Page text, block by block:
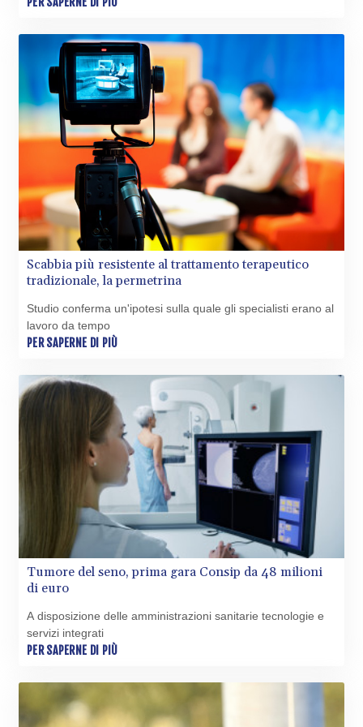
LKR 386.635196
LRD 208.057415
LSL 18.726567
LTL 3.413768
LVL 0.699335
LYD 7.331909
MAD 10.743067
MDL 20.044751
MGA
4918.938878
MKD 61.524236
MMK
2427.596601
MNT 4159.0218
MRU 46.338424
1998.775164
MXN 19.811945
MYR 4.728715
MZN 73.882892
NAD 18.726567
NGN
1577.963717
NIO 42.419473
NOK 10.99759
NPR 175.501819
NZD 1.961547
OMR 0.442445
PEN 3.903651
PLN 4.299905
6853.914834
Scabbia più resistente al trattamento terapeutico
tradizionale, la permetrina
Studio conferma un'ipotesi sulla quale gli specialisti erano al
lavoro da tempo
PER SAPERNE DI PIÙ
Tumore del seno, prima gara Consip da 48 milioni
di euro
A disposizione delle amministrazioni sanitarie tecnologie e
servizi integrati
PER SAPERNE DI PIÙ